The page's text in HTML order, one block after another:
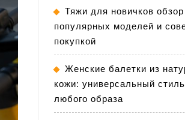
Тяжи для новичков обзор
популярных моделей и
покупкой
Женские балетки из
кожи: универсальный
любого образа